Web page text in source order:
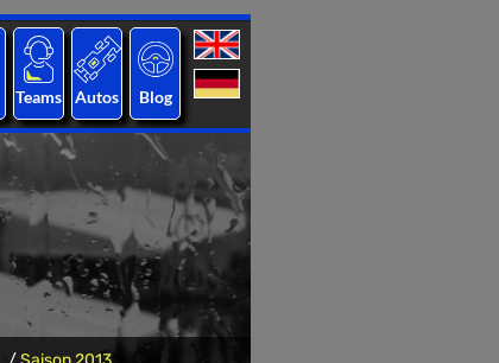
Teams Autos Blog